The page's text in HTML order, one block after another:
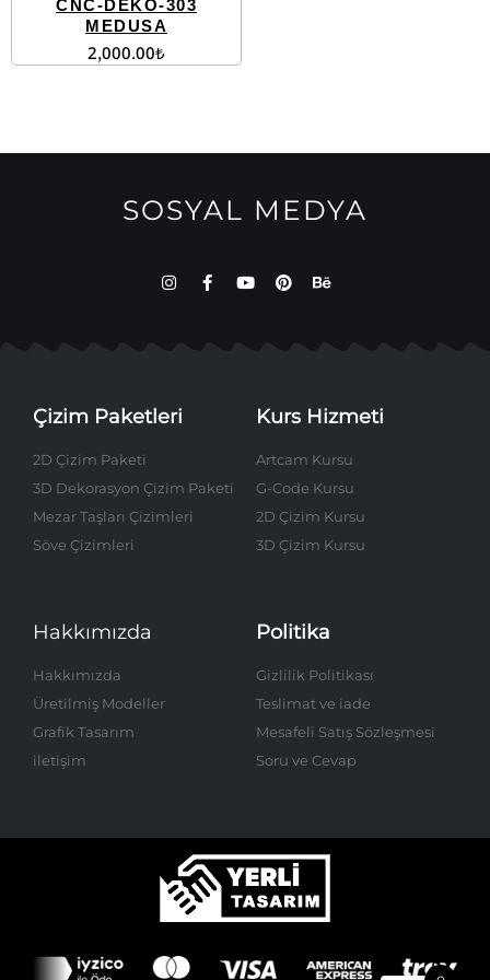
CNC-DEKO-303
MEDUSA
2,000.00₺
SOSYAL MEDYA
Çizim Paketleri
2D Çizim Paketi
3D Dekorasyon Çizim Paketi
Mezar Taşları Çizimleri
Söve Çizimleri
Kurs Hizmeti
Artcam Kursu
G-Code Kursu
2D Çizim Kursu
3D Çizim Kursu
Hakkımızda
Hakkımızda
Üretilmiş Modeller
Grafik Tasarım
iletişim
Politika
Gizlilik Politikası
Teslimat ve iade
Mesafeli Satış Sözleşmesi
Soru ve Cevap